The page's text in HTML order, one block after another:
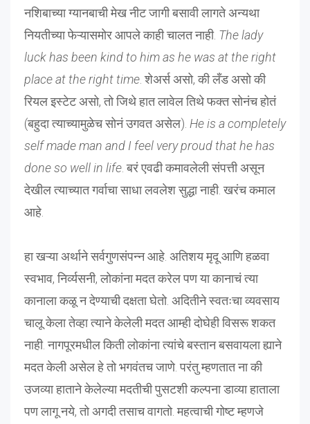
नशिबाच्या ग्यानबाची मेख नीट जागी बसावी लागते अन्यथा
नियतीच्या फेऱ्यासमोर आपले काही चालत नाही. The lady
luck has been kind to him as he was at the right
place at the right time . शेअर्स असो, की लँड असो की
रियल इस्टेट असो, तो जिथे हात लावेल तिथे फक्त सोनंच होतं
(बहुदा त्याच्यामुळेच सोनं उगवत असेल). He is a completely
self made man and I feel very proud that he has
done so well in life . बरं एवढी कमावलेली संपत्ती असून
देखील त्याच्यात गर्वाचा साधा लवलेश सुद्धा नाही. खरंच कमाल
आहे.
हा खऱ्या अर्थाने सर्वगुणसंपन्न आहे. अतिशय मृदू आणि हळवा
स्वभाव, निर्व्यसनी, लोकांना मदत करेल पण या कानाचं त्या
कानाला कळू न देण्याची दक्षता घेतो. अदितीने स्वतःचा व्यवसाय
चालू केला तेव्हा त्याने केलेली मदत आम्ही दोघेही विसरू शकत
नाही. नागपूरमधील किती लोकांना त्यांचे बस्तान बसवायला ह्याने
मदत केली असेल हे तो भगवंतच जाणे. परंतु म्हणतात ना की
उजव्या हाताने केलेल्या मदतीची पुसटशी कल्पना डाव्या हाताला
पण लागू नये, तो अगदी तसाच वागतो. महत्वाची गोष्ट म्हणजे